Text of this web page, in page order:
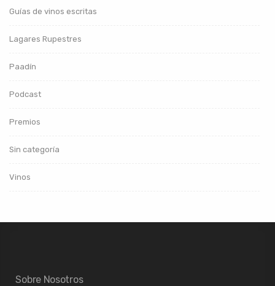
Guías de vinos escritas
Lagares Rupestres
Paadín
Podcast
Premios
Sin categoría
Vinos
Sobre Nosotros